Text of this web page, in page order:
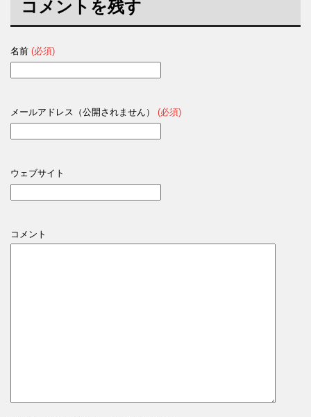
コメントを残す
名前 (必須)
メールアドレス（公開されません） (必須)
ウェブサイト
コメント